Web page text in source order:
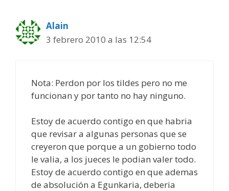
Alain
3 febrero 2010 a las 12:54
Nota: Perdon por los tildes pero no me
funcionan y por tanto no hay ninguno.
Estoy de acuerdo contigo en que habria
que revisar a algunas personas que se
creyeron que porque a un gobierno todo
le valia, a los jueces le podian valer todo.
Estoy de acuerdo contigo en que ademas
de absolución a Egunkaria, deberia